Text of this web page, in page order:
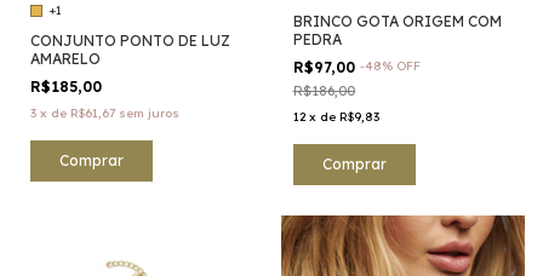
+1
CONJUNTO PONTO DE LUZ
AMARELO
R$185,00
3 x de R$61,67 sem juros
Comprar
BRINCO GOTA ORIGEM COM
PEDRA
R$97,00 -48% OFF
R$186,00
12 x de R$9,83
Comprar